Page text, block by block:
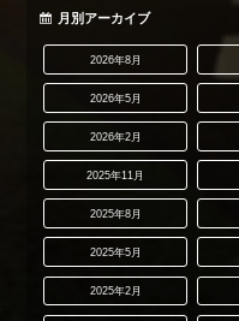
月別アーカイブ
2026年8月
2026年5月
2026年2月
2025年11月
2025年8月
2025年5月
2025年2月